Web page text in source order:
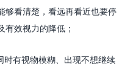
够看清楚，看远再看近也要停
有效视力的降低；
有视物模糊、出现不想继续